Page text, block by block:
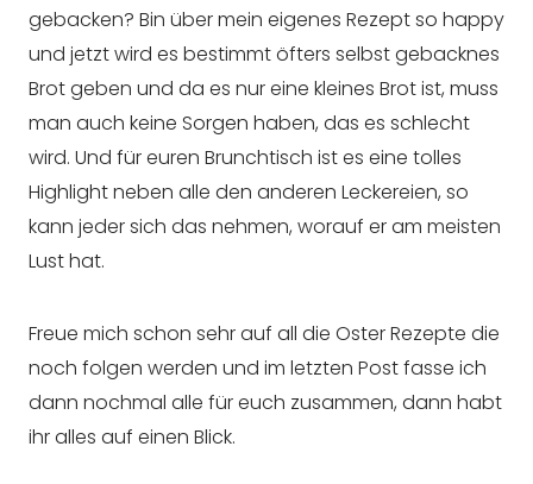
gebacken? Bin über mein eigenes Rezept so happy
und jetzt wird es bestimmt öfters selbst gebacknes
Brot geben und da es nur eine kleines Brot ist, muss
man auch keine Sorgen haben, das es schlecht
wird. Und für euren Brunchtisch ist es eine tolles
Highlight neben alle den anderen Leckereien, so
kann jeder sich das nehmen, worauf er am meisten
Lust hat.
Freue mich schon sehr auf all die Oster Rezepte die
noch folgen werden und im letzten Post fasse ich
dann nochmal alle für euch zusammen, dann habt
ihr alles auf einen Blick.